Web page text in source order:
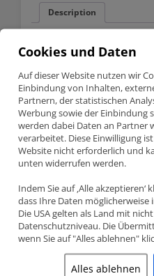
Description
Description
Originales Bosch Motorsport
Kraftstoffmengen
Technische Daten:
Widerstand: 9.1 Ohm
Flow Rate @ 3,0 bar 2200 cc/
Flow Rate @ 4,0 bar 2550 cc/
Flow Rate @ 5,0 bar 2865 cc/
Flow Rate @ 6,0 bar 3155 cc/min
geeignete Kraftstoffe: Benzin,
CNG
Stecker Denso
Cookies und Daten
Auf dieser Website nutzen wir
Einbindung von Inhalten,
Partnern, der statistischen
Werbung sowie der Einbindung
werden dabei Daten an Partner
verarbeitet. Diese Einwilligung
Website nicht erforderlich und
unten widerrufen werden.
Indem Sie auf ‚Alle akzeptieren‘
dass Ihre Daten
Die USA gelten als Land mit
Datenschutzniveau. Die
wenn Sie auf "Alles ablehnen"
Alles ablehnen